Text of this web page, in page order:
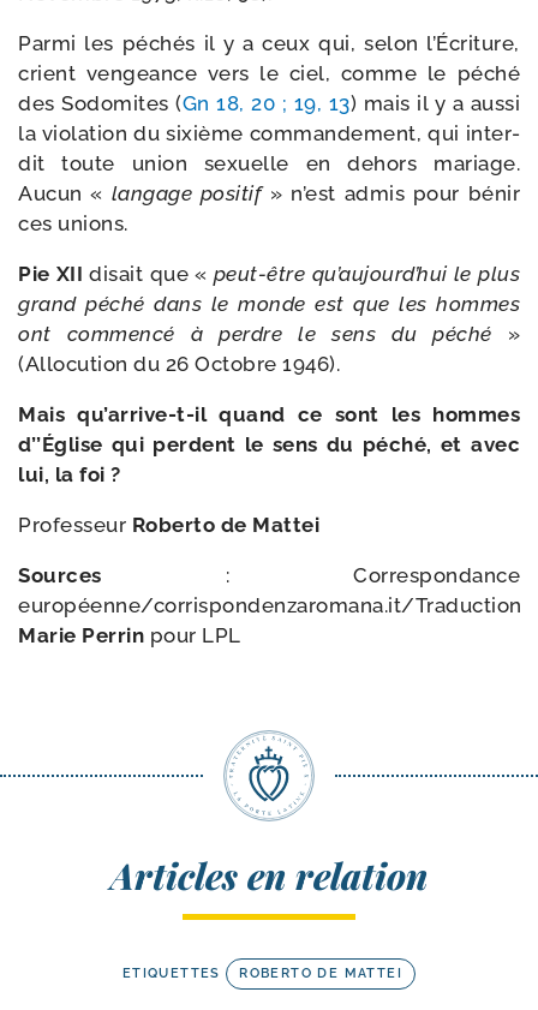
Parmi les péchés il y a ceux qui, selon l’Écriture,
crient ven­geance vers le ciel, comme le péché
des Sodomites (Gn 18, 20 ; 19, 13) mais il y a aus­si
la vio­la­tion du sixième com­man­de­ment, qui inter­
dit toute union sexuelle en dehors mariage.
Aucun « lan­gage posi­tif» n’est admis pour bénir
ces unions.
Pie XII disait que « peut-​être qu’aujourd’hui le plus
grand péché dans le monde est que les hommes
ont com­men­cé à perdre le sens du péché »
(Allocution du 26 Octobre 1946).
Mais qu’arrive-t-il quand ce sont les hommes
d’’Église qui perdent le sens du péché, et avec
lui, la foi ?
Professeur Roberto de Mattei
Sources : Correspondance
européenne/corrispondenzaromana.it/Traduction
Marie Perrin pour LPL
Articles en relation
ETIQUETTES ROBERTO DE MATTEI